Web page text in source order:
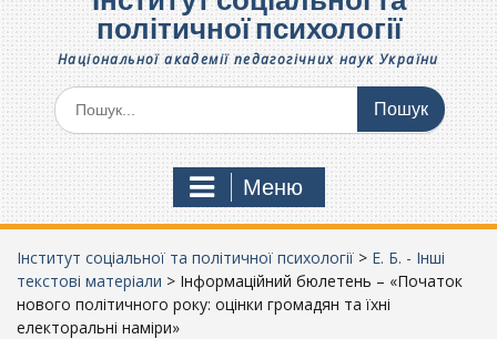
політичної психології
Національної академії педагогічних наук України
Шукати:
Меню
Інститут соціальної та політичної психології > Е. Б. - Інші
текстові матеріали > Інформаційний бюлетень – «Початок
нового політичного року: оцінки громадян та їхні
електоральні наміри»